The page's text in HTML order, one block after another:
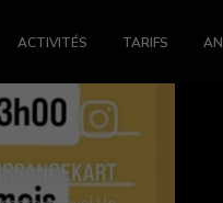
ACTIVITÉS TARIFS